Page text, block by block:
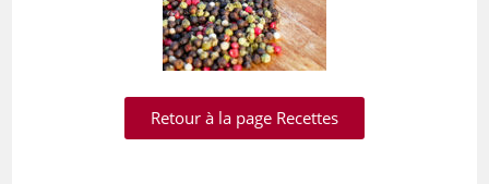
Retour à la page Recettes